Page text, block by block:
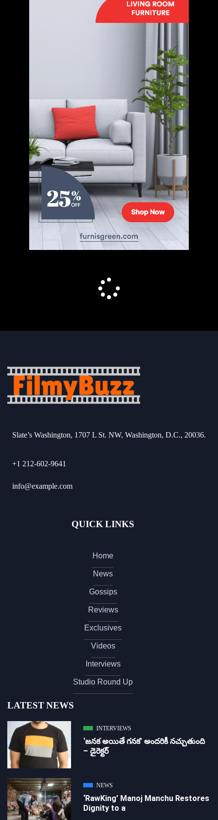
Slate’s Washington, 1707 L St. NW, Washington, D.C., 20036.
+1 212-602-9641
info@example.com
QUICK LINKS
Home
News
Gossips
Reviews
Exclusives
Videos
Interviews
Studio Round Up
LATEST NEWS
INTERVIEWS
‘జ‌న‌క అయితే గ‌న‌క‌’ అందరికీ నచ్చుతుంది
– డైరెక్ట‌ర్
NEWS
‘RawKing’ Manoj Manchu Restores
Dignity to a